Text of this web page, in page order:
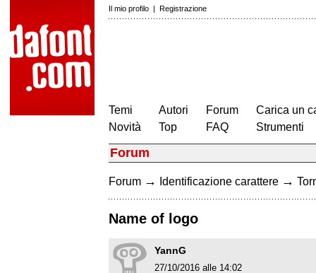
Il mio profilo | Registrazione
Temi
Novità
Autori
Top
Forum
FAQ
Carica un
Strumenti
Forum
Forum → Identificazione carattere →
Name of logo
YannG
27/10/2016 alle 14:02